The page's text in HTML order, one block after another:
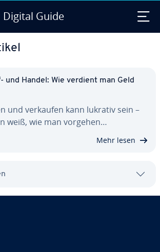
Digital Guide
und Handel: Wie verdient man Geld
und verkaufen kann lukrativ sein –
weiß, wie man vorgehen…
Mehr lesen